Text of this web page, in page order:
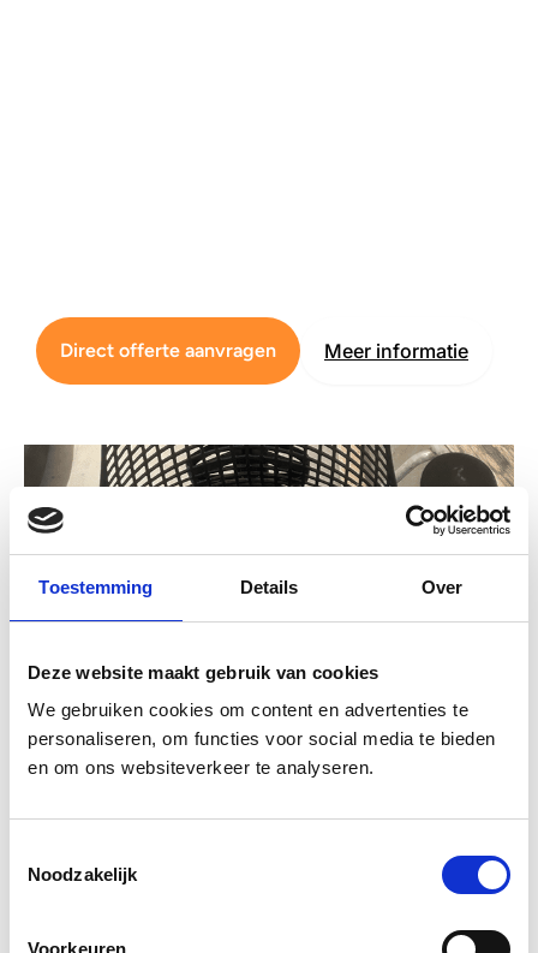
Toestemming Details Over
Deze website maakt gebruik van cookies
We gebruiken cookies om content en advertenties te
personaliseren, om functies voor social media te bieden
en om ons websiteverkeer te analyseren.
Noodzakelijk
Voorkeuren
Direct offerte aanvragen Meer informatie